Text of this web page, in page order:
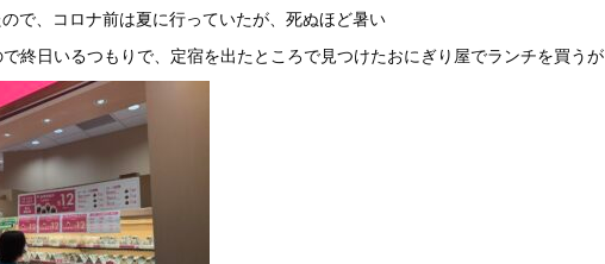
で、コロナ前は夏に行っていたが、死ぬほど暑い
終日いるつもりで、定宿を出たところで見つけたおにぎり屋でランチを買うが